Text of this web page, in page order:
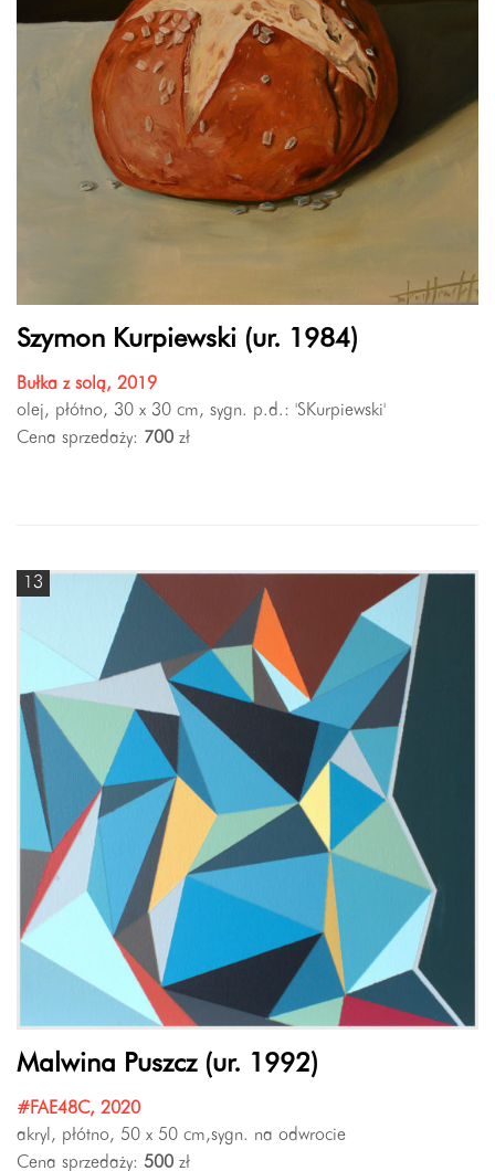
Szymon Kurpiewski (ur. 1984)
Bułka z solą, 2019
olej, płótno, 30 x 30 cm, sygn. p.d.: 'SKurpiewski'
Cena sprzedaży: 700 zł
13
Malwina Puszcz (ur. 1992)
#FAE48C, 2020
akryl, płótno, 50 x 50 cm,sygn. na odwrocie
Cena sprzedaży: 500 zł